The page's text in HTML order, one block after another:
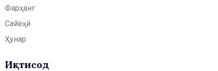
Фарҳанг
Сайёҳӣ
Ҳунар
Иқтисод